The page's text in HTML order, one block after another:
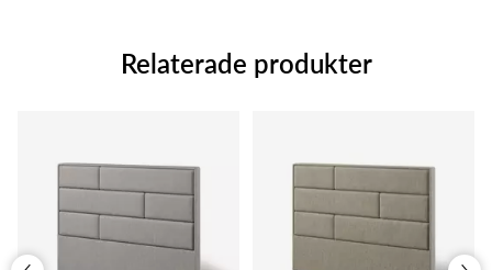
Relaterade produkter